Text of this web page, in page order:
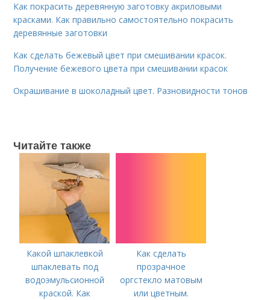
Как покрасить деревянную заготовку акриловыми
красками. Как правильно самостоятельно покрасить
деревянные заготовки
Как сделать бежевый цвет при смешивании красок.
Получение бежевого цвета при смешивании красок
Окрашивание в шоколадный цвет. Разновидности тонов
Читайте также
Какой шпаклевкой
шпаклевать под
водоэмульсионной
краской. Как
Как сделать
прозрачное
оргстекло матовым
или цветным.